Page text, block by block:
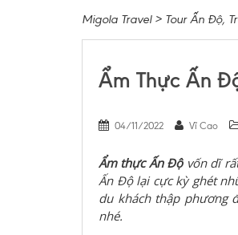
Migola Travel> Tour Ấn Độ,
Ẩm Thực Ấn
04/11/2022 Vĩ Cao
Ẩm thực Ấn Độvốn dĩ
Ấn Độ lại cực kỳ ghét
du khách thập phương
nhé.